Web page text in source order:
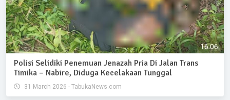
Polisi Selidiki Penemuan Jenazah Pria Di Jalan Trans
Timika – Nabire, Diduga Kecelakaan Tunggal
31 March 2026 - TabukaNews.com